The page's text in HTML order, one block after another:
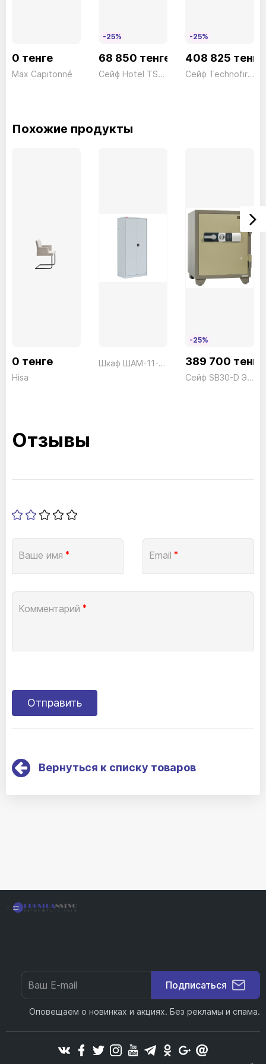
0 тенге
Max Capitonné
-25%
68 850 тенге
Сейф Hotel TSW/1HN Электронный черный Technomax 9кг
-25%
408 825 тенге
Сейф Technofire DPE/5P Электронный серый Technomax 51,5кг
Похожие продукты
0 тенге
Hisa
Шкаф ШАМ-11-20
-25%
389 700 тенге
Сейф SB30-D Электронный President ш590*г597*в760 155кг
Отзывы
Ваше имя * Email *
Комментарий *
Вернуться к списку товаров
Подписаться
Оповещаем о новинках и акциях. Без рекламы и спама.